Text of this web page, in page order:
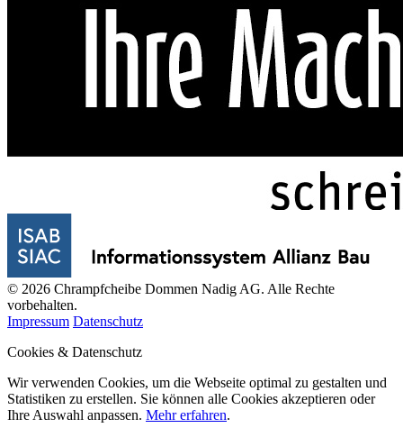
© 2026 Chrampfcheibe Dommen Nadig AG. Alle Rechte
vorbehalten.
Impressum Datenschutz
Cookies & Datenschutz
Wir verwenden Cookies, um die Webseite optimal zu gestalten und
Statistiken zu erstellen. Sie können alle Cookies akzeptieren oder
Ihre Auswahl anpassen. Mehr erfahren.